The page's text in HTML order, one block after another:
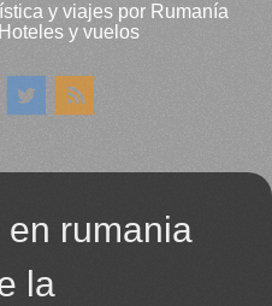
y viajes por Rumanía
y vuelos
en rumania
la